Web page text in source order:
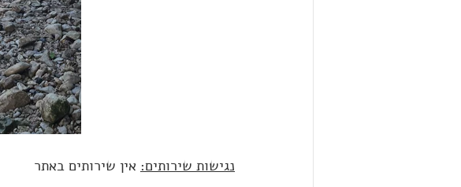
נגישות שירותים: אין שירותים באתר